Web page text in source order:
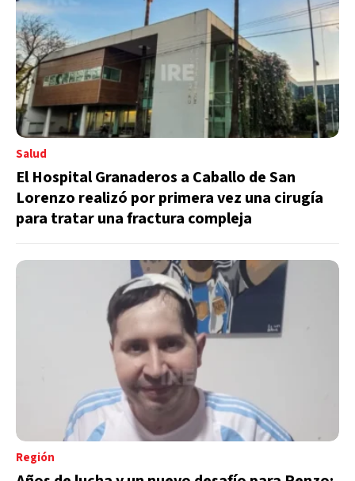
Salud
El Hospital Granaderos a Caballo de San
Lorenzo realizó por primera vez una cirugía
para tratar una fractura compleja
Región